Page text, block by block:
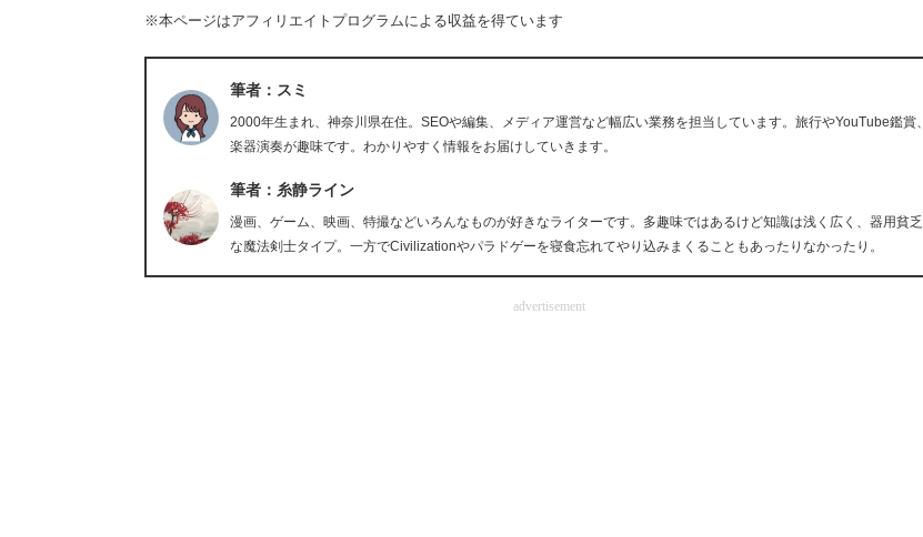
※本ページはアフィリエイトプログラムによる収益を得ています
筆者：スミ
2000年生まれ、神奈川県在住。SEOや編集、メディア運営など幅広い業務を担当しています。旅行やYouTube鑑賞、
楽器演奏が趣味です。わかりやすく情報をお届けしていきます。
筆者：糸静ライン
漫画、ゲーム、映画、特撮などいろんなものが好きなライターです。多趣味ではあるけど知識は浅く広く、器用貧乏
な魔法剣士タイプ。一方でCivilizationやパラドゲーを寝食忘れてやり込みまくることもあったりなかったり。
advertisement